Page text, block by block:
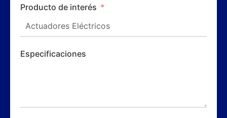
Producto de interés
Especificaciones